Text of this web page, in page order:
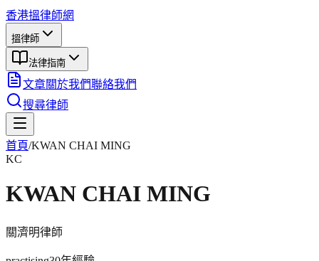
香港搵律師網
搵律師
法律指南
文章關於我們聯絡我們
搜尋律師
首頁/KWAN CHAI MING
KC
KWAN CHAI MING
關濟明律師